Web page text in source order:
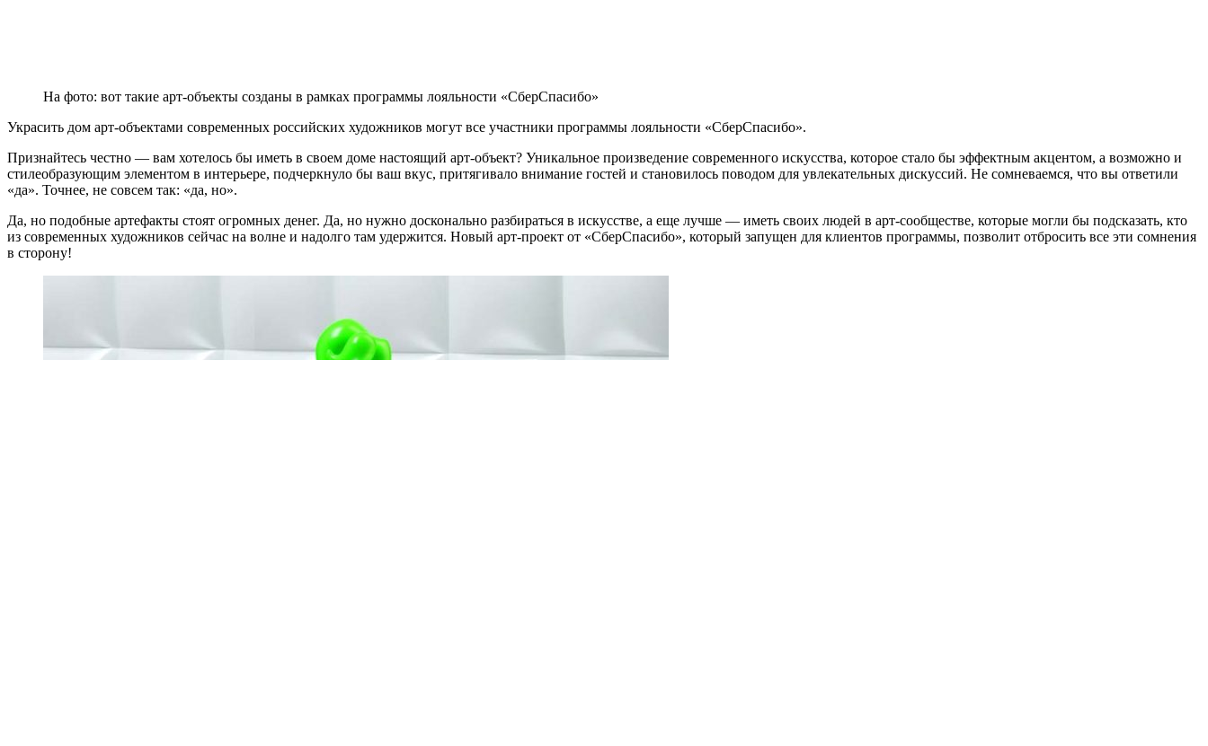
На фото: вот такие арт-объекты созданы в рамках программы лояльности «СберСпасибо»
Украсить дом арт-объектами современных российских художников могут все участники программы лояльности «СберСпасибо».
Признайтесь честно — вам хотелось бы иметь в своем доме настоящий арт-объект? Уникальное произведение современного искусства, которое стало бы эффектным акцентом, а возможно и
стилеобразующим элементом в интерьере, подчеркнуло бы ваш вкус, притягивало внимание гостей и становилось поводом для увлекательных дискуссий. Не сомневаемся, что вы ответили
«да». Точнее, не совсем так: «да, но».
Да, но подобные артефакты стоят огромных денег. Да, но нужно досконально разбираться в искусстве, а еще лучше — иметь своих людей в арт-сообществе, которые могли бы подсказать, кто
из современных художников сейчас на волне и надолго там удержится. Новый арт-проект от «СберСпасибо», который запущен для клиентов программы, позволит отбросить все эти сомнения
в сторону!